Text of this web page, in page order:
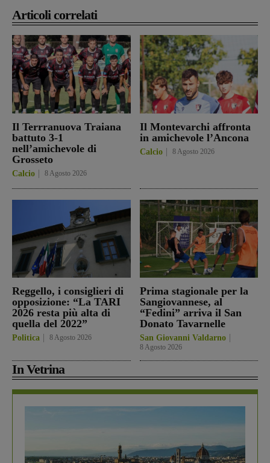
Articoli correlati
Il Terrranuova Traiana
battuto 3-1
nell’amichevole di
Grosseto
Calcio 8 Agosto 2026
Il Montevarchi affronta
in amichevole l’Ancona
Calcio 8 Agosto 2026
Reggello, i consiglieri di
opposizione: “La TARI
2026 resta più alta di
quella del 2022”
Politica 8 Agosto 2026
Prima stagionale per la
Sangiovannese, al
“Fedini” arriva il San
Donato Tavarnelle
San Giovanni Valdarno
8 Agosto 2026
In Vetrina